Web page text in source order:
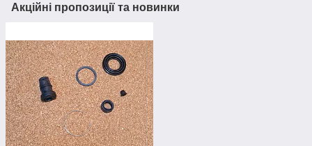
Акційні пропозиції та новинки